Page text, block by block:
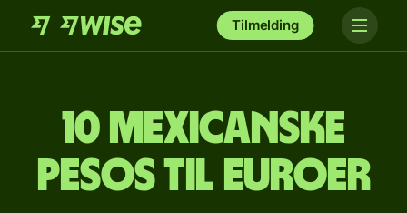
Tilmelding
10 mexicanske
pesos til euroer